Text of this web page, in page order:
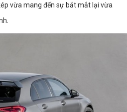
vừa mang đến sự bắt mắt lại vừa